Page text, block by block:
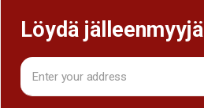
Löydä jälleenmyyjä